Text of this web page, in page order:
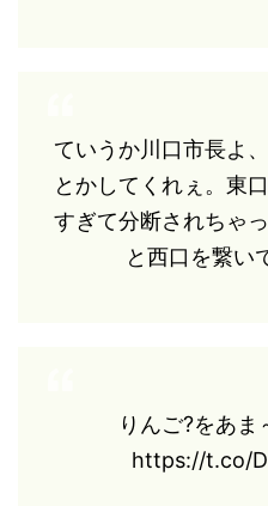
ていうか川口市長よ
とかしてくれぇ。東
すぎて分断されちゃ
と西口を繋い
りんご?をあ
https://t.co/